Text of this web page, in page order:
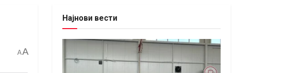
AA
Најнови вести